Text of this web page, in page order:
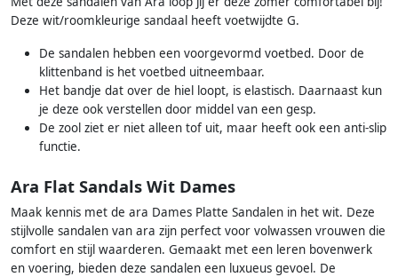
Deze wit/roomkleurige sandaal heeft voetwijdte G.
De sandalen hebben een voorgevormd voetbed. Door de
klittenband is het voetbed uitneembaar.
Het bandje dat over de hiel loopt, is elastisch. Daarnaast kun
je deze ook verstellen door middel van een gesp.
De zool ziet er niet alleen tof uit, maar heeft ook een anti-slip
functie.
Ara Flat Sandals Wit Dames
Maak kennis met de ara Dames Platte Sandalen in het wit. Deze
stijlvolle sandalen van ara zijn perfect voor volwassen vrouwen die
comfort en stijl waarderen. Gemaakt met een leren bovenwerk
en voering, bieden deze sandalen een luxueus gevoel. De